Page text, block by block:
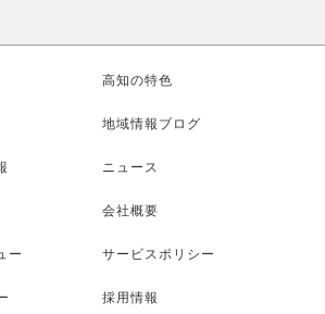
ー
高知の特色
地域情報ブログ
ニュース
会社概要
サービスポリシー
採用情報